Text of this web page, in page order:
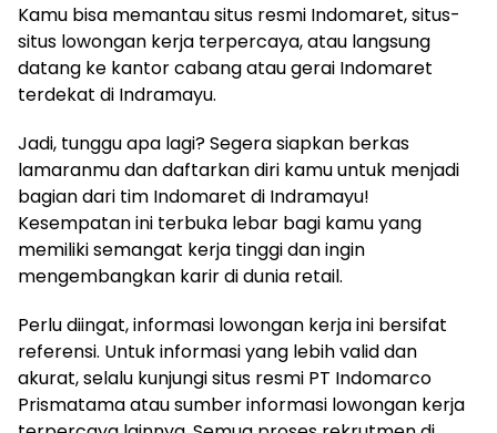
Kamu bisa memantau situs resmi Indomaret, situs-
situs lowongan kerja terpercaya, atau langsung
datang ke kantor cabang atau gerai Indomaret
terdekat di Indramayu.
Jadi, tunggu apa lagi? Segera siapkan berkas
lamaranmu dan daftarkan diri kamu untuk menjadi
bagian dari tim Indomaret di Indramayu!
Kesempatan ini terbuka lebar bagi kamu yang
memiliki semangat kerja tinggi dan ingin
mengembangkan karir di dunia retail.
Perlu diingat, informasi lowongan kerja ini bersifat
referensi. Untuk informasi yang lebih valid dan
akurat, selalu kunjungi situs resmi PT Indomarco
Prismatama atau sumber informasi lowongan kerja